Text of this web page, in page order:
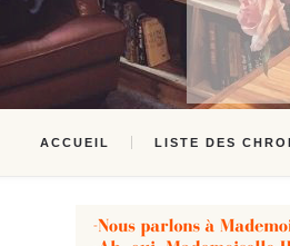
ACCUEIL LISTE DES